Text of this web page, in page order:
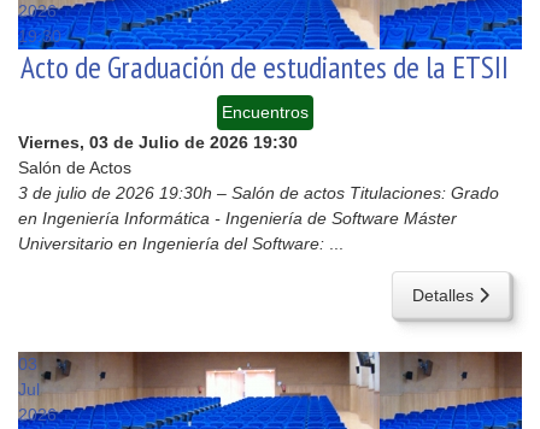
2026
19:30
Acto de Graduación de estudiantes de la ETSII
Encuentros
Viernes, 03 de Julio de 2026 19:30
Salón de Actos
3 de julio de 2026 19:30h – Salón de actos Titulaciones: Grado
en Ingeniería Informática - Ingeniería de Software Máster
Universitario en Ingeniería del Software:
Detalles
03
Jul
2026